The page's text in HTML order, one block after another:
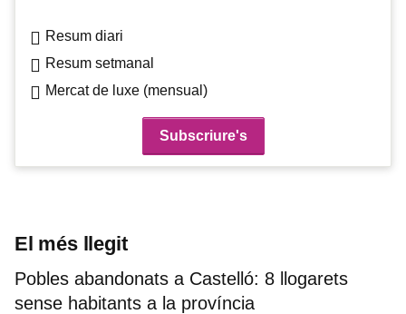
Resum diari
Resum setmanal
Mercat de luxe (mensual)
El més llegit
Pobles abandonats a Castelló: 8 llogarets
sense habitants a la província